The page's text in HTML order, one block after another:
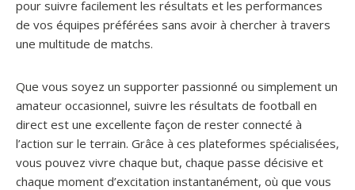
pour suivre facilement les résultats et les performances
de vos équipes préférées sans avoir à chercher à travers
une multitude de matchs.
Que vous soyez un supporter passionné ou simplement un
amateur occasionnel, suivre les résultats de football en
direct est une excellente façon de rester connecté à
l’action sur le terrain. Grâce à ces plateformes spécialisées,
vous pouvez vivre chaque but, chaque passe décisive et
chaque moment d’excitation instantanément, où que vous